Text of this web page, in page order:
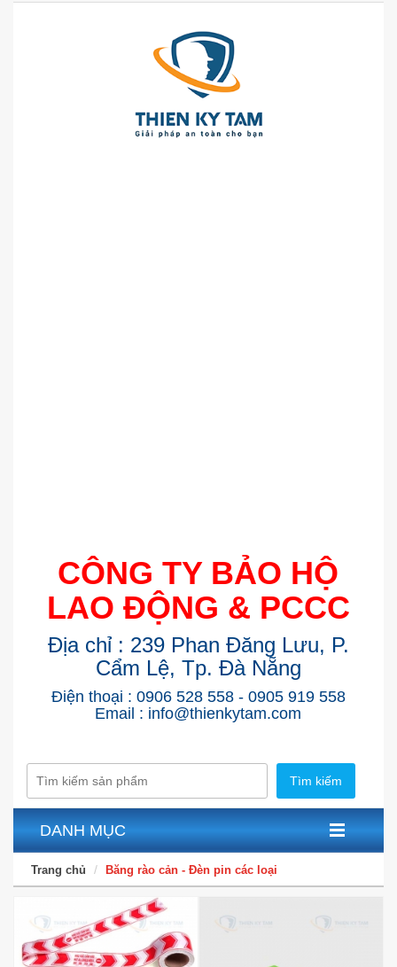
CÔNG TY BẢO HỘ
LAO ĐỘNG & PCCC
Địa chỉ : 239 Phan Đăng Lưu, P.
Cẩm Lệ, Tp. Đà Nẵng
Điện thoại : 0906 528 558 - 0905 919 558
Email : info@thienkytam.com
Tìm kiếm
DANH MỤC
Trang chủ Băng rào cản - Đèn pin các loại